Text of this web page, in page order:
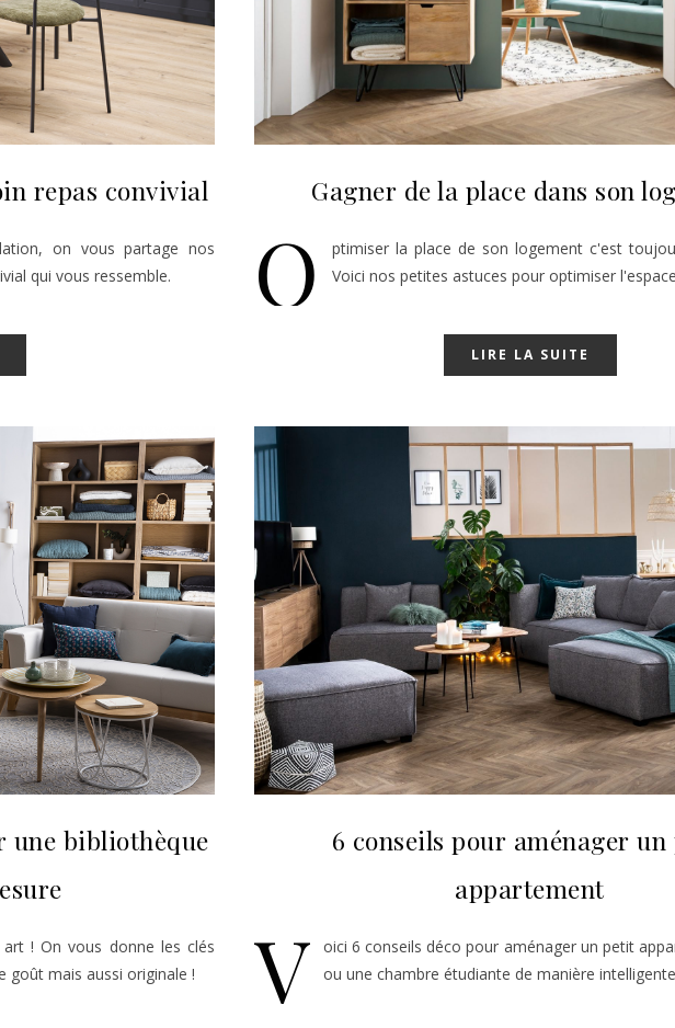
repas convivial
on vous partage nos
qui vous ressemble.
Gagner de la place dans son
O
ptimiser la place de son logement c'est
Voici nos petites astuces pour optimiser
LIRE LA SUITE
une bibliothèque
! On vous donne les clés
goût mais aussi originale !
6 conseils pour aménager
appartement
V
oici 6 conseils déco pour aménager un petit
ou une chambre étudiante de manière